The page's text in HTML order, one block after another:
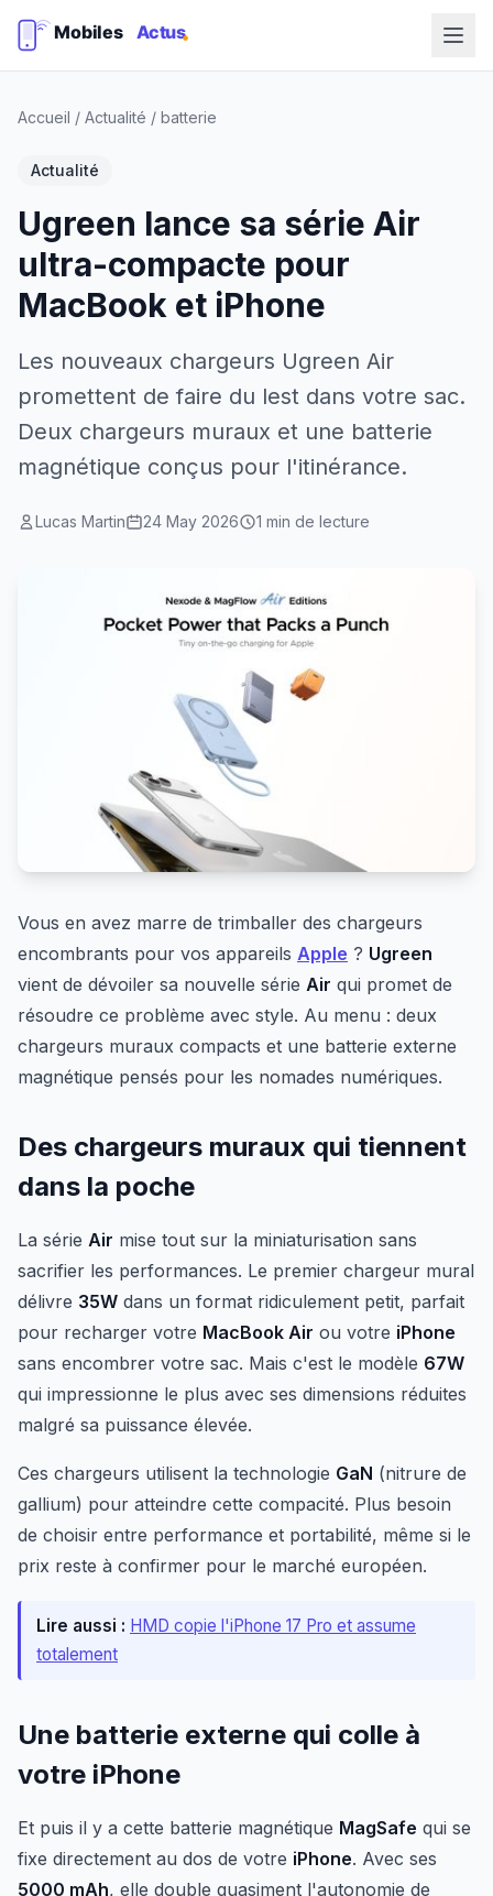
Accueil / Actualité / batterie
Actualité
Ugreen lance sa série Air
ultra-compacte pour
MacBook et iPhone
Les nouveaux chargeurs Ugreen Air
promettent de faire du lest dans votre sac.
Deux chargeurs muraux et une batterie
magnétique conçus pour l'itinérance.
Lucas Martin 24 May 2026 1 min de lecture
Vous en avez marre de trimballer des chargeurs
encombrants pour vos appareils Apple ? Ugreen
vient de dévoiler sa nouvelle série Air qui promet de
résoudre ce problème avec style. Au menu : deux
chargeurs muraux compacts et une batterie externe
magnétique pensés pour les nomades numériques.
Des chargeurs muraux qui tiennent
dans la poche
La série Air mise tout sur la miniaturisation sans
sacrifier les performances. Le premier chargeur mural
délivre 35W dans un format ridiculement petit, parfait
pour recharger votre MacBook Air ou votre iPhone
sans encombrer votre sac. Mais c'est le modèle 67W
qui impressionne le plus avec ses dimensions réduites
malgré sa puissance élevée.
Ces chargeurs utilisent la technologie GaN (nitrure de
gallium) pour atteindre cette compacité. Plus besoin
de choisir entre performance et portabilité, même si le
prix reste à confirmer pour le marché européen.
Lire aussi : HMD copie l'iPhone 17 Pro et assume
totalement
Une batterie externe qui colle à
votre iPhone
Et puis il y a cette batterie magnétique MagSafe qui se
fixe directement au dos de votre iPhone. Avec ses
5000 mAh, elle double quasiment l'autonomie de